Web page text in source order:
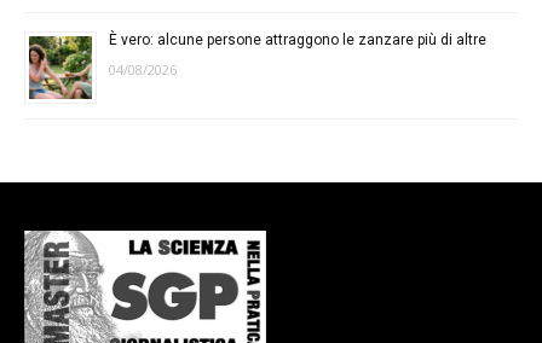
È vero: alcune persone attraggono le zanzare più di altre
04/08/2026